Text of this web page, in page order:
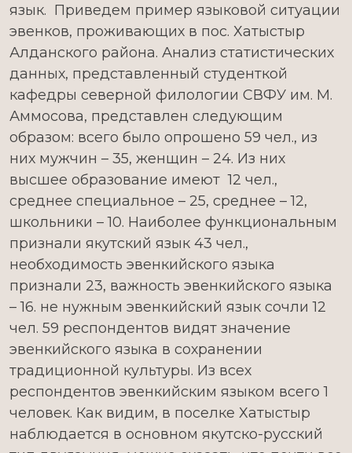
язык. Приведем пример языковой ситуации
эвенков, проживающих в пос. Хатыстыр
Алданского района. Анализ статистических
данных, представленный студенткой
кафедры северной филологии СВФУ им. М.
Аммосова, представлен следующим
образом: всего было опрошено 59 чел., из
них мужчин – 35, женщин – 24. Из них
высшее образование имеют 12 чел.,
среднее специальное – 25, среднее – 12,
школьники – 10. Наиболее функциональным
признали якутский язык 43 чел.,
необходимость эвенкийского языка
признали 23, важность эвенкийского языка
– 16. не нужным эвенкийский язык сочли 12
чел. 59 респондентов видят значение
эвенкийского языка в сохранении
традиционной культуры. Из всех
респондентов эвенкийским языком всего 1
человек. Как видим, в поселке Хатыстыр
наблюдается в основном якутско-русский